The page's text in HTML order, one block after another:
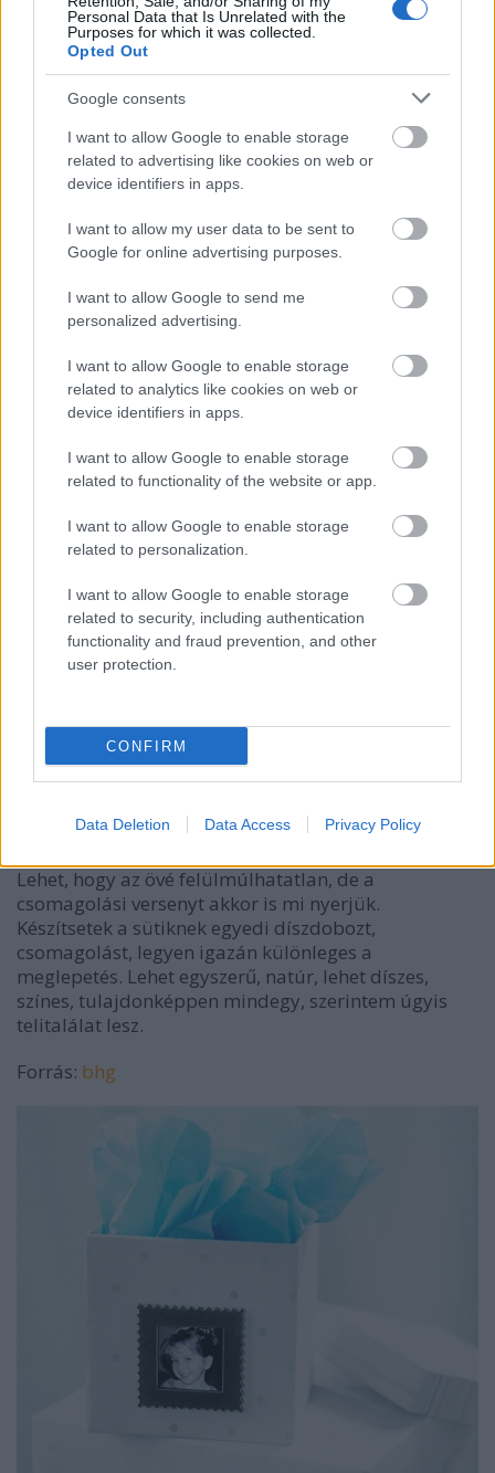
Personal Data that Is Unrelated with the
Purposes for which it was collected.
Opted Out
Google consents
I want to allow Google to enable storage
related to advertising like cookies on web or
device identifiers in apps.
I want to allow my user data to be sent to
Google for online advertising purposes.
I want to allow Google to send me
personalized advertising.
I want to allow Google to enable storage
related to analytics like cookies on web or
device identifiers in apps.
I want to allow Google to enable storage
related to functionality of the website or app.
I want to allow Google to enable storage
related to personalization.
I want to allow Google to enable storage
related to security, including authentication
functionality and fraud prevention, and other
user protection.
CONFIRM
Data Deletion Data Access Privacy Policy
Lehet, hogy az övé felülmúlhatatlan, de a
csomagolási versenyt akkor is mi nyerjük.
Készítsetek a sütiknek egyedi díszdobozt,
csomagolást, legyen igazán különleges a
meglepetés. Lehet egyszerű, natúr, lehet díszes,
színes, tulajdonképpen mindegy, szerintem úgyis
telitalálat lesz.
Forrás: bhg